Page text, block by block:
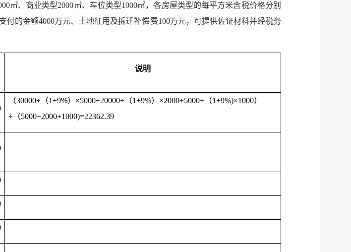
㎡、商业类型2000㎡、车位类型1000㎡，各房屋类型的每平方米含税价格分别
付的金额4000万元、土地征用及拆迁补偿费100万元，可提供佐证材料并经税务
说明
（30000÷（1+9%）×5000+20000÷（1+9%）×2000+5000÷（1+9%)×1000）
÷（5000+2000+1000)=22362.39